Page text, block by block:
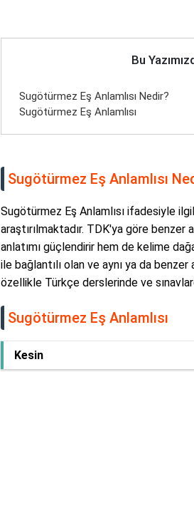
Bu
Sugötürmez Eş Anlamlısı Nedir?
Sugötürmez Eş Anlamlısı
Sugötürmez Eş Anlamlısı
Sugötürmez Eş Anlamlısı ifadesiyle
araştırılmaktadır. TDK'ya göre benzer
anlatımı güçlendirir hem de kelime
ile bağlantılı olan ve aynı ya da
özellikle Türkçe derslerinde ve
Sugötürmez Eş Anlamlısı
Kesin